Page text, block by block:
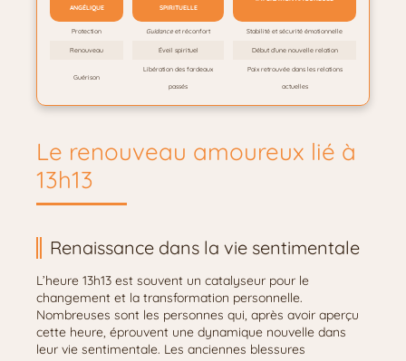
ANGÉLIQUE SPIRITUELLE
Protection Guidanceet réconfort Stabilité et sécurité émotionnelle
Renouveau Éveil spirituel Début d’une nouvelle relation
Guérison
Libération des fardeaux
passés
Paix retrouvée dans les relations
actuelles
Le renouveau amoureux lié à
13h13
Renaissance dans la vie sentimentale
L’heure 13h13 est souvent un catalyseur pour le
changement et la transformation personnelle.
Nombreuses sont les personnes qui, après avoir aperçu
cette heure, éprouvent une dynamique nouvelle dans
leur vie sentimentale. Les anciennes blessures